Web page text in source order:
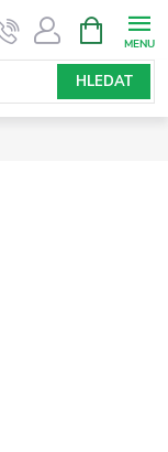
HLEDAT
NÁKUPNÍ
KOŠÍK